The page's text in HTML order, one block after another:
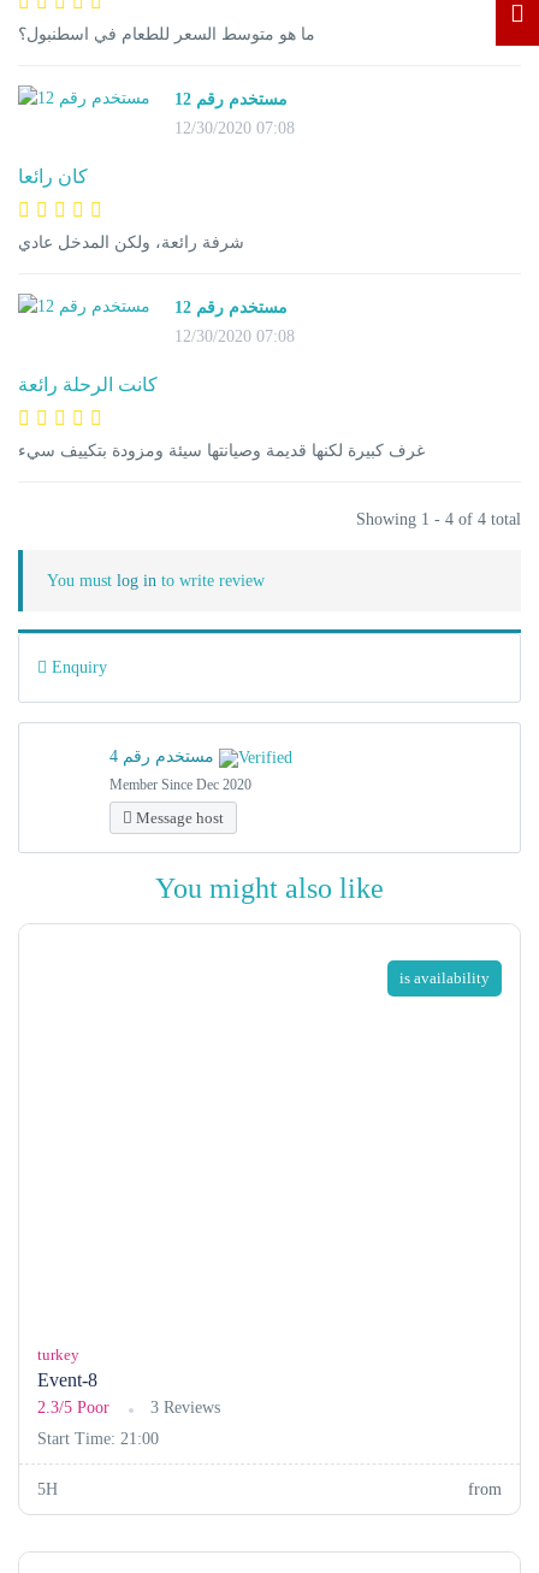
ما هو متوسط السعر للطعام في اسطنبول؟
مستخدم رقم 12
12/30/2020 07:08
كان رائعا
شرفة رائعة، ولكن المدخل عادي
مستخدم رقم 12
12/30/2020 07:08
كانت الرحلة رائعة
غرف كبيرة لكنها قديمة وصيانتها سيئة ومزودة بتكييف سيء
Showing 1 - 4 of 4 total
You must log in to write review
Enquiry
مستخدم رقم 4
Member Since Dec 2020
Message host
You might also like
is availability
turkey
Event-8
2.3/5 Poor
3 Reviews
Start Time: 21:00
5H from